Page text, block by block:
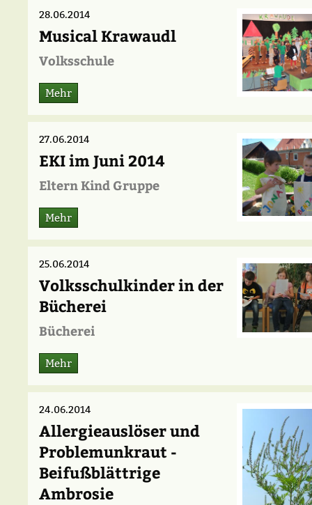
28.06.2014
Musical Krawaudl
Volksschule
Mehr
27.06.2014
EKI im Juni 2014
Eltern Kind Gruppe
Mehr
25.06.2014
Volksschulkinder in der
Bücherei
Bücherei
Mehr
24.06.2014
Allergieauslöser und
Problemunkraut -
Beifußblättrige
Ambrosie